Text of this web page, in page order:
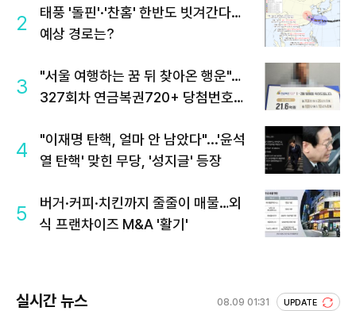
2
태풍 '돌핀'·'찬홈' 한반도 빗겨간다…
예상 경로는?
3
"서울 여행하는 꿈 뒤 찾아온 행운"…
327회차 연금복권720+ 당첨번호조
4
"이재명 탄핵, 얼마 안 남았다"...'윤석
열 탄핵' 맞힌 무당, '성지글' 등장
5
버거·커피·치킨까지 줄줄이 매물…외
식 프랜차이즈 M&A '활기'
실시간 뉴스 08.09 01:31 UPDATE